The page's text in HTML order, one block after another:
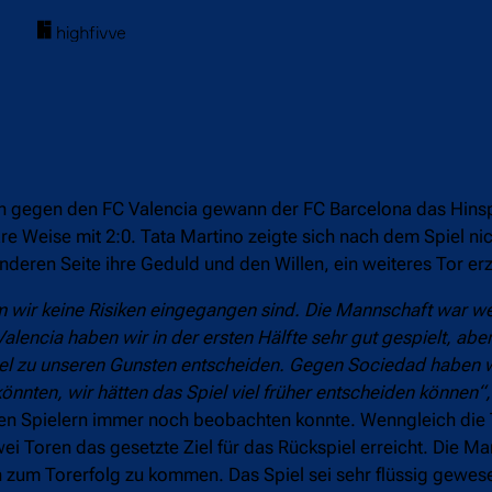
den FC Valencia gewann der FC Barcelona das
Weise mit 2:0. Tata Martino zeigte sich nach dem Spiel
Seite ihre Geduld und den Willen, ein weiteres Tor
keine Risiken eingegangen sind. Die Mannschaft war
haben wir in der ersten Hälfte sehr gut gespielt,
zu unseren Gunsten entscheiden. Gegen Sociedad haben
wir hätten das Spiel viel früher entscheiden können“,
Spielern immer noch beobachten konnte. Wenngleich
Toren das gesetzte Ziel für das Rückspiel erreicht. Die
Torerfolg zu kommen. Das Spiel sei sehr flüssig